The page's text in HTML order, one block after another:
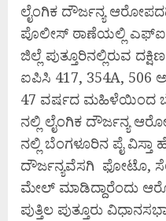
ಲೈಂಗಿಕ ದೌರ್ಜನ್ಯ
ಪೊಲೀಸ್ ಠಾಣೆಯಲ್ಲಿ
ಜಿಲ್ಲೆ ಪುತ್ತೂರಿನಲ್ಲಿರುವ
ಐಪಿಸಿ 417, 354A, 506
47 ವರ್ಷದ ಮಹಿಳೆಯಿಂದ
ನಲ್ಲಿ ಲೈಂಗಿಕ ದೌರ್ಜನ್ಯ
ನಲ್ಲಿ ಬೆಂಗಳೂರಿನ ಪೈ
ದೌರ್ಜನ್ಯವೆಸಗಿ ಫೋಟೊ,
ಮೇಲ್ ಮಾಡಿದ್ದಾರೆಂದು
ಪುತ್ತಿಲ ಪುತ್ತೂರು